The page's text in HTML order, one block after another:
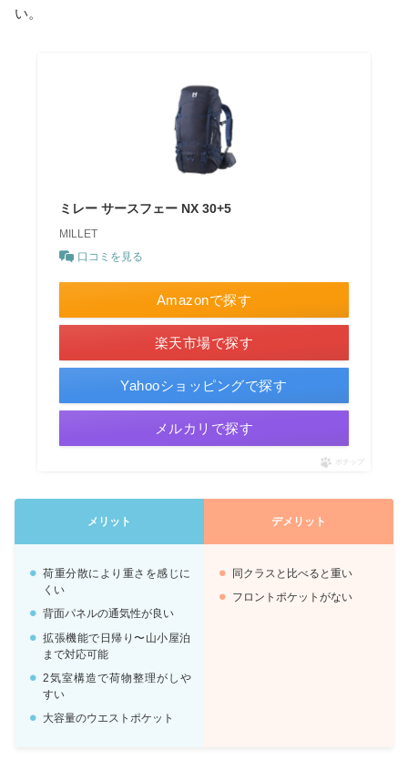
い。
ミレー サースフェー NX 30+5
MILLET
口コミを見る
Amazonで探す
楽天市場で探す
Yahooショッピングで探す
メルカリで探す
ポチップ
メリット デメリット
荷重分散により重さを感じに
くい
背面パネルの通気性が良い
拡張機能で日帰り〜山小屋泊
まで対応可能
2気室構造で荷物整理がしや
すい
大容量のウエストポケット
同クラスと比べると重い
フロントポケットがない